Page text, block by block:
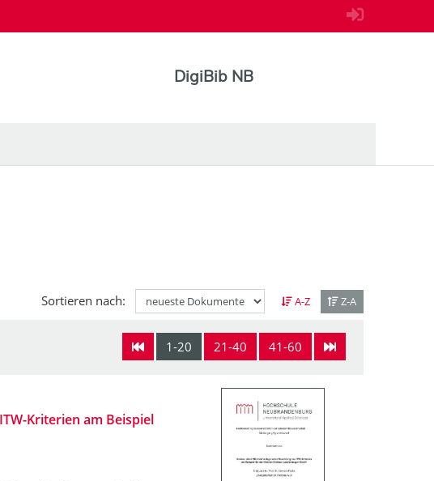
DigiBib NB
Sortieren nach: A-Z Z-A
1-20 21-40 41-60
Kriterien am Beispiel